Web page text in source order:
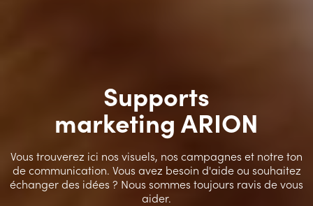
Supports
marketing ARION
Vous trouverez ici nos visuels, nos campagnes et notre ton
de communication. Vous avez besoin d'aide ou souhaitez
échanger des idées ? Nous sommes toujours ravis de vous
aider.